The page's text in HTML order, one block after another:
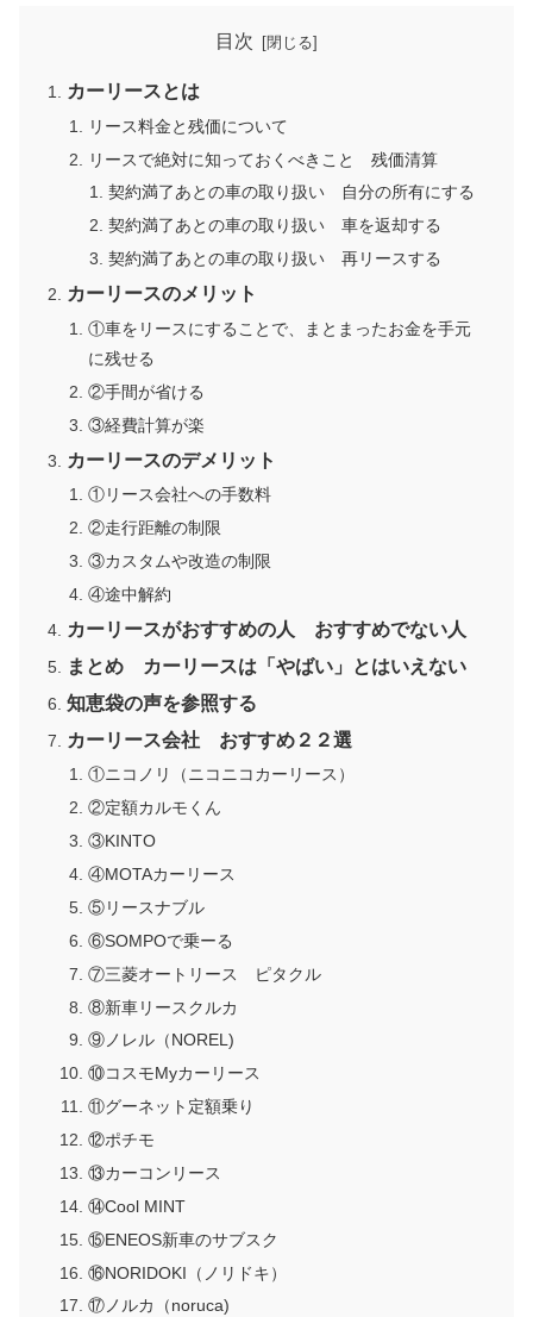
目次
カーリースとは
リース料金と残価について
リースで絶対に知っておくべきこと 残価清算
契約満了あとの車の取り扱い 自分の所有にする
契約満了あとの車の取り扱い 車を返却する
契約満了あとの車の取り扱い 再リースする
カーリースのメリット
①車をリースにすることで、まとまったお金を手元
に残せる
②手間が省ける
③経費計算が楽
カーリースのデメリット
①リース会社への手数料
②走行距離の制限
③カスタムや改造の制限
④途中解約
カーリースがおすすめの人 おすすめでない人
まとめ カーリースは「やばい」とはいえない
知恵袋の声を参照する
カーリース会社 おすすめ２２選
①ニコノリ（ニコニコカーリース）
②定額カルモくん
③KINTO
④MOTAカーリース
⑤リースナブル
⑥SOMPOで乗ーる
⑦三菱オートリース ピタクル
⑧新車リースクルカ
⑨ノレル（NOREL)
⑩コスモMyカーリース
⑪グーネット定額乗り
⑫ポチモ
⑬カーコンリース
⑭Cool MINT
⑮ENEOS新車のサブスク
⑯NORIDOKI（ノリドキ）
⑰ノルカ（noruca)